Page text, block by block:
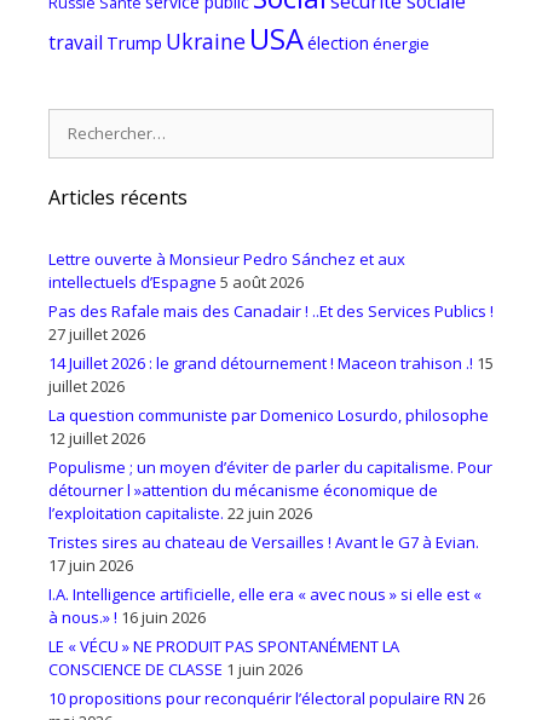
travail Trump Ukraine USAélection énergie
Articles récents
Lettre ouverte à Monsieur Pedro Sánchez et aux
intellectuels d’Espagne 5 août 2026
Pas des Rafale mais des Canadair ! ..Et des Services Publics !
27 juillet 2026
14 Juillet 2026 : le grand détournement ! Maceon trahison .! 15
juillet 2026
La question communiste par Domenico Losurdo, philosophe
12 juillet 2026
Populisme ; un moyen d’éviter de parler du capitalisme. Pour
détourner l »attention du mécanisme économique de
l’exploitation capitaliste. 22 juin 2026
Tristes sires au chateau de Versailles ! Avant le G7 à Evian.
17 juin 2026
I.A. Intelligence artificielle, elle era « avec nous » si elle est «
à nous.» ! 16 juin 2026
LE « VÉCU » NE PRODUIT PAS SPONTANÉMENT LA
CONSCIENCE DE CLASSE 1 juin 2026
10 propositions pour reconquérir l’électoral populaire RN 26